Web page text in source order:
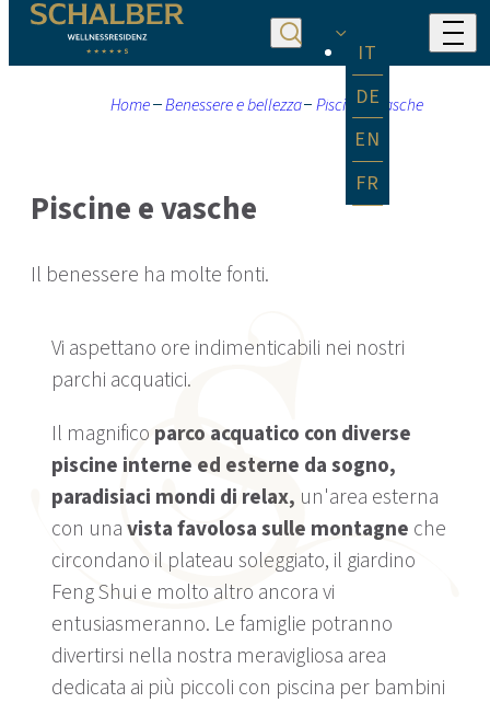
DE
EN
IT
FR
Home Benessere e bellezza Piscine e vasche
Piscine e vasche
Il benessere ha molte fonti.
Vi aspettano ore indimenticabili nei nostri
parchi acquatici.
Il magnifico parco acquatico con diverse
piscine interne ed esterne da sogno,
paradisiaci mondi di relax, un'area esterna
con unavista favolosa sulle montagne che
circondano il plateau soleggiato, il giardino
Feng Shui e molto altro ancora vi
entusiasmeranno. Le famiglie potranno
divertirsi nella nostra meravigliosa area
dedicata ai più piccoli con piscina per bambini